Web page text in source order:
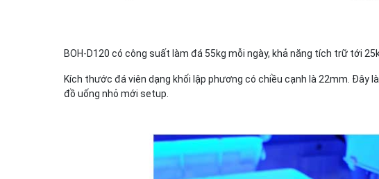
BOH-D120 có công suất làm đá 55kg mỗi ngày, khả năng tích trữ tới
Kích thước đá viên dạng khối lập phương có chiều cạnh là 22mm. Đây
đồ uống nhỏ mới setup.